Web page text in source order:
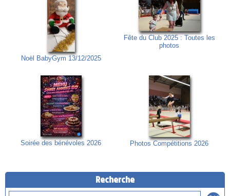
Noël BabyGym 13/12/2025
Fête du Club 2025 : Toutes les
photos
Soirée des bénévoles 2026 Photos Compétitions 2026
Recherche